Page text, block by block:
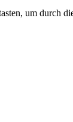
um durch